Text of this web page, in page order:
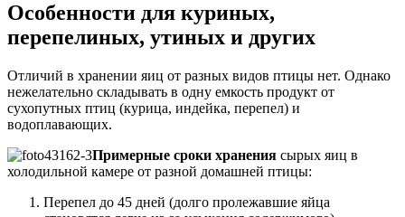
Особенности для куриных,
перепелиных, утиных и других
Отличий в хранении яиц от разных видов птицы нет. Однако
нежелательно складывать в одну емкость продукт от
сухопутных птиц (курица, индейка, перепел) и
водоплавающих.
Примерные сроки хранения сырых яиц в
холодильной камере от разной домашней птицы:
Перепел до 45 дней (долго пролежавшие яйца